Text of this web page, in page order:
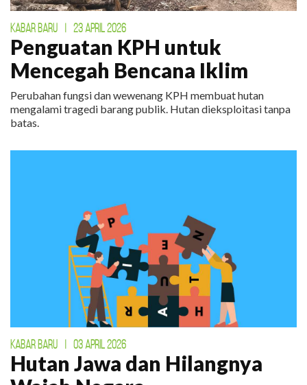
KABAR BARU | 23 APRIL 2026
Penguatan KPH untuk
Mencegah Bencana Iklim
Perubahan fungsi dan wewenang KPH membuat hutan
mengalami tragedi barang publik. Hutan dieksploitasi tanpa
batas.
KABAR BARU | 03 APRIL 2026
Hutan Jawa dan Hilangnya